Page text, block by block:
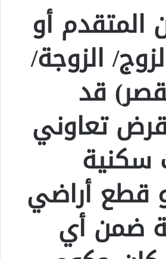
المتقدم أو
الزوجة/
قد
تعاوني
سكنية
قطع أراضي
ضمن أي